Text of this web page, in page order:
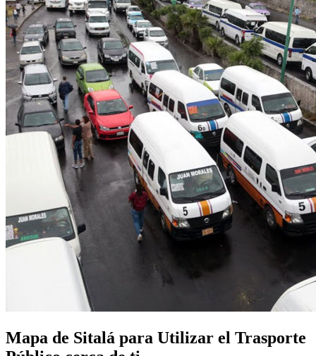
Mapa de Sitalá para Utilizar el Trasporte